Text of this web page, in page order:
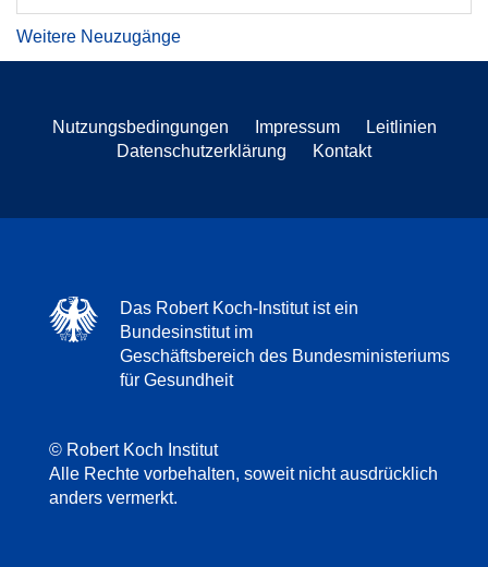
Weitere Neuzugänge
Nutzungsbedingungen Impressum
Leitlinien
Datenschutzerklärung
Kontakt
Das Robert Koch-Institut ist ein
Bundesinstitut im
Geschäftsbereich des Bundesministeriums
für Gesundheit
© Robert Koch Institut
Alle Rechte vorbehalten, soweit nicht ausdrücklich
anders vermerkt.